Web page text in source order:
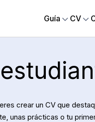
Guía CV
crear un CV que
unas prácticas o tu